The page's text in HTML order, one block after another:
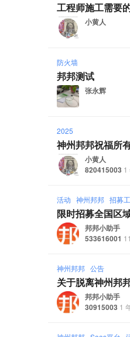
工程师施工需要
小黄人
防火墙
邦邦测试
张永辉
2025
神州邦邦祝福所
小黄人
820415003 1
活动 神州邦邦 招募
限时招募全国区
邦邦小助手
533616001
神州邦邦 公告
关于脱离神州邦
邦邦小助手
30915003 1